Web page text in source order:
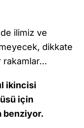
ilimiz ve
dikkate
rakamlar…
ikincisi
için
benziyor.